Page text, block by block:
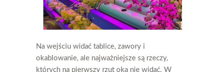
Na wejściu widać tablice, zawory i
okablowanie, ale najważniejsze są rzeczy,
których na pierwszy rzut oka nie widać. W